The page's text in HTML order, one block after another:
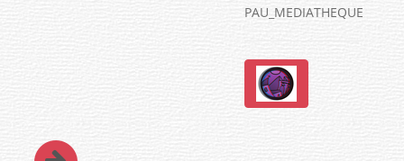
PAU_MEDIATHEQUE